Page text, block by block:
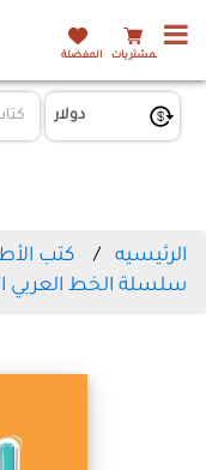
المشتريات المفضلة
الرئيسيه كتب
سلسلة الخط العربي